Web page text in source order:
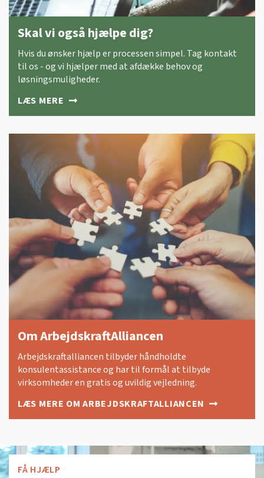
Skal vi også hjælpe dig?
Hvis du ønsker hjælp er processen simpel. Tag kontakt
til os - og vi hjælper med at afdække behov og
løsningsmuligheder.
LÆS MERE
Om ArbejdskraftAlliancen
Arbejdskraftalliancen tilbyder håndholdte
konsulentassistance og har til formål at tilbyde
virksomheder en gratis og uvildig vejledning.
LÆS MERE OM ARBEJDSKRAFTALLIANCEN
FÅ HJÆLP